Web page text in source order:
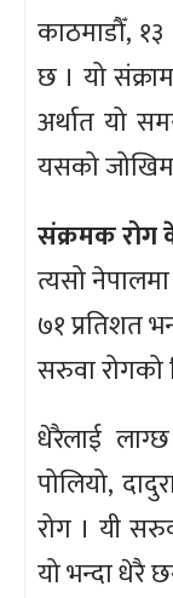
काठमाडौँ,
छ । यो
अर्थात यो
यसको
संक्रमक रोग
त्यसो
७१ प्रतिशत
सरुवा रोगको
धेरैलाई
पोलियो,
रोग । यी
यो भन्दा धेरै